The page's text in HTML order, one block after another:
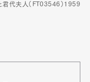
君代夫人（FT03546）1959